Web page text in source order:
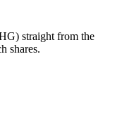
straight from the
shares.